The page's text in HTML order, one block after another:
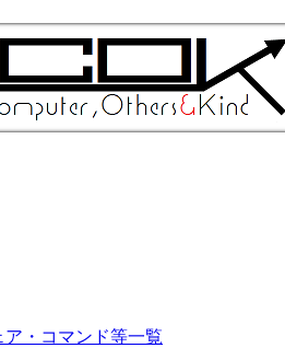
・コマンド等一覧